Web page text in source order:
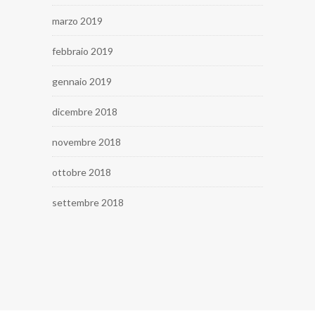
marzo 2019
febbraio 2019
gennaio 2019
dicembre 2018
novembre 2018
ottobre 2018
settembre 2018